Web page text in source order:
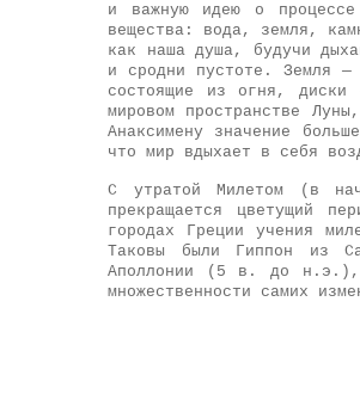
и важную идею о процессе
вещества: вода, земля,
как наша душа, будучи
и сродни пустоте. Земля
состоящие из огня, диски
мировом пространстве
Анаксимену значение
что мир вдыхает в себя
С утратой Милетом (в
прекращается цветущий
городах Греции учения
Таковы были Гиппон из
Аполлонии (5 в. до н.э.),
множественности самих